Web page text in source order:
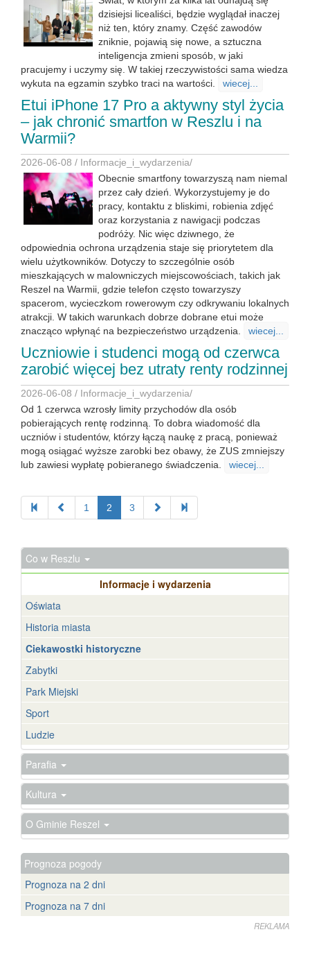
dzisiejsi licealiści, będzie wyglądał inaczej
niż ten, który znamy. Część zawodów
zniknie, pojawią się nowe, a sztuczna
inteligencja zmieni sposób, w jaki
pracujemy i uczymy się. W takiej rzeczywistości sama wiedza
wykuta na egzamin szybko traci na wartości.
wiecej...
Etui iPhone 17 Pro a aktywny styl życia
– jak chronić smartfon w Reszlu i na
Warmii?
2026-06-08 / Informacje_i_wydarzenia/
Obecnie smartfony towarzyszą nam niemal
przez cały dzień. Wykorzystujemy je do
pracy, kontaktu z bliskimi, robienia zdjęć
oraz korzystania z nawigacji podczas
podróży. Nic więc dziwnego, że
odpowiednia ochrona urządzenia staje się priorytetem dla
wielu użytkowników. Dotyczy to szczególnie osób
mieszkających w malowniczych miejscowościach, takich jak
Reszel na Warmii, gdzie telefon często towarzyszy
spacerom, wycieczkom rowerowym czy odkrywaniu lokalnych
atrakcji. W takich warunkach dobrze dobrane etui może
znacząco wpłynąć na bezpieczeństwo urządzenia.
wiecej...
Uczniowie i studenci mogą od czerwca
zarobić więcej bez utraty renty rodzinnej
2026-06-08 / Informacje_i_wydarzenia/
Od 1 czerwca wzrosły limity przychodów dla osób
pobierających rentę rodzinną. To dobra wiadomość dla
uczniów i studentów, którzy łączą naukę z pracą, ponieważ
mogą osiągać wyższe zarobki bez obawy, że ZUS zmniejszy
lub zawiesi wypłatę pobieranego świadczenia.
wiecej...
1 2 3
Co w Reszlu
Informacje i wydarzenia
Oświata
Historia miasta
Ciekawostki historyczne
Zabytki
Park Miejski
Sport
Ludzie
Parafia
Kultura
O Gminie Reszel
Prognoza pogody
Prognoza na 2 dni
Prognoza na 7 dni
REKLAMA